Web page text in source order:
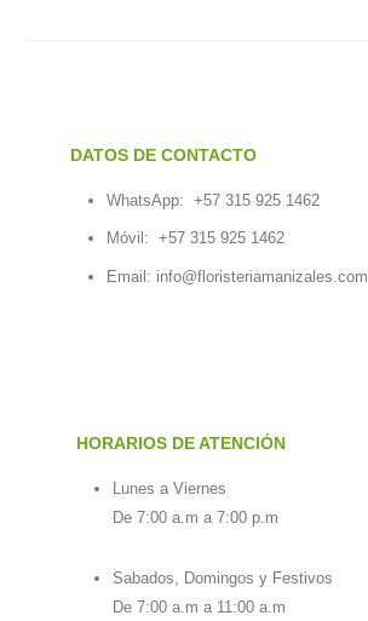
DATOS DE CONTACTO
WhatsApp: +57 315 925 1462
Móvil: +57 315 925 1462
Email: info@floristeriamanizales.com
HORARIOS DE ATENCIÓN
Lunes a Viernes
De 7:00 a.m a 7:00 p.m
Sabados, Domingos y Festivos
De 7:00 a.m a 11:00 a.m